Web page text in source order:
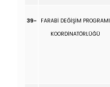
39-
FARABİ DEĞİŞİM PROGRAMI
KOORDİNATÖRLÜĞÜ